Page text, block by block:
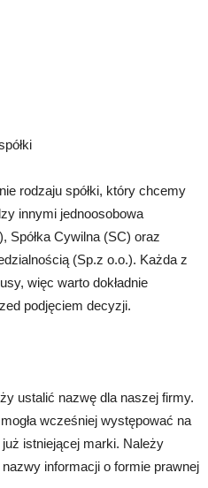
rodzaju spółki, który chcemy
innymi jednoosobowa
Spółka Cywilna (SC) oraz
(Sp.z o.o.). Każda z
więc warto dokładnie
podjęciem decyzji.
ustalić nazwę dla naszej firmy.
wcześniej występować na
istniejącej marki. Należy
informacji o formie prawnej